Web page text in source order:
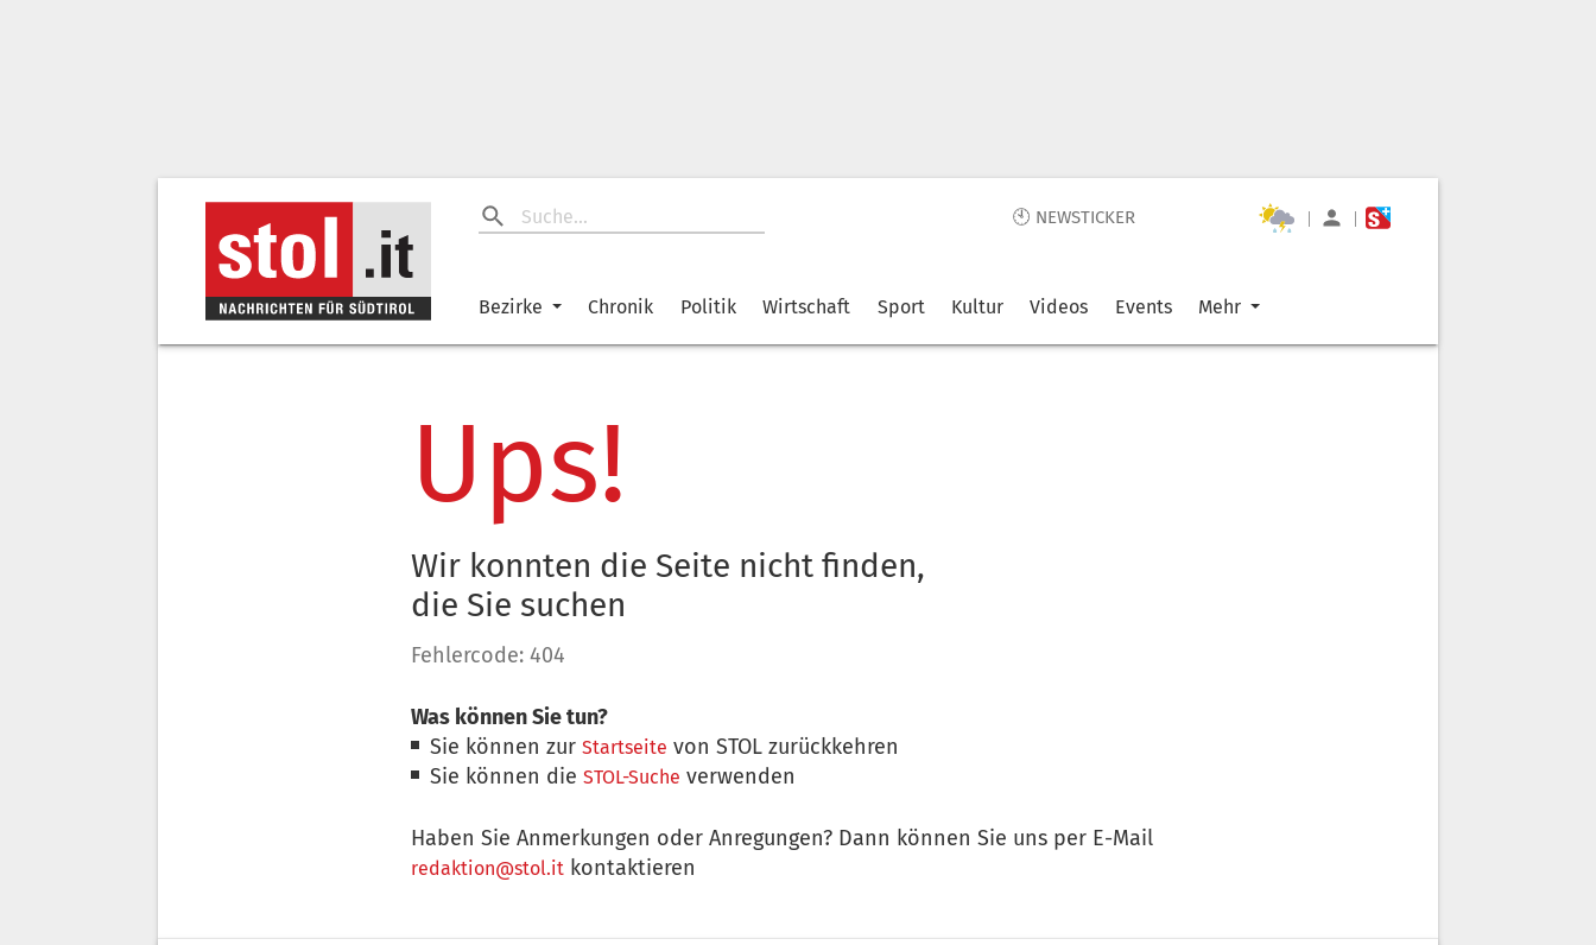
🕙 NEWSTICKER | |
Bezirke Chronik Politik Wirtschaft Sport Kultur Videos Events Mehr
Ups!
Wir konnten die Seite nicht finden,
die Sie suchen
Fehlercode: 404
Was können Sie tun?
Sie können zurStartseite von STOL zurückkehren
Sie können dieSTOL-Suche verwenden
Haben Sie Anmerkungen oder Anregungen? Dann können Sie uns per E-Mail
redaktion@stol.it kontaktieren